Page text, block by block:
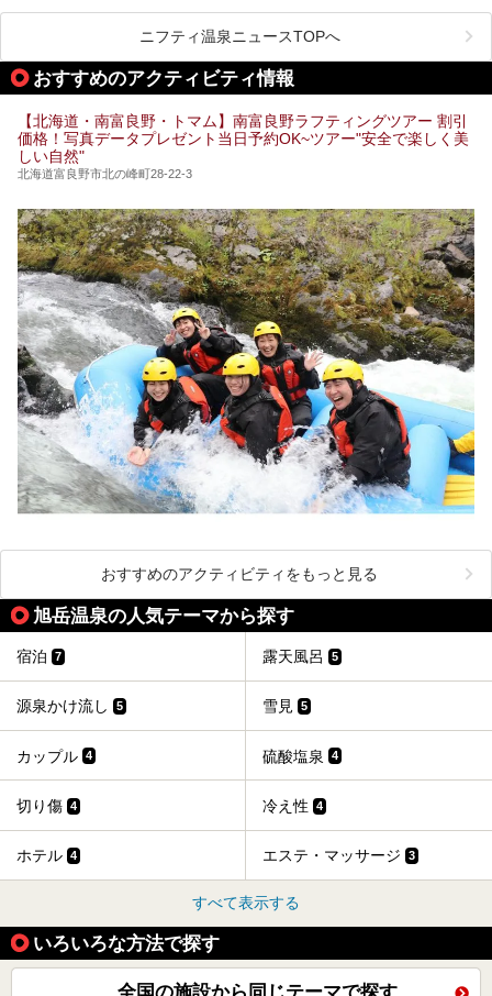
この施設は、温泉・サウナの「休日湯」・ラウンジの「THE
LOUNGE DAYOF」・グルメ「休日洋麺店」・ホテル「エク
スクラメーションホテル」で構成された、まさに大人の癒し
空間。
今回は、そんな「休日ビルヂング」の魅力を5つのポイント
ニフティ温泉ニュースTOPへ
おすすめのアクティビティ情報
【北海道・南富良野・トマム】南富良野ラフティングツアー 割引
価格！写真データプレゼント当日予約OK~ツアー"安全で楽しく美
しい自然"
北海道富良野市北の峰町28-22-3
おすすめのアクティビティをもっと見る
旭岳温泉の人気テーマから探す
宿泊 7 露天風呂 5
源泉かけ流し 5 雪見 5
カップル 4 硫酸塩泉 4
切り傷 4 冷え性 4
ホテル 4 エステ・マッサージ 3
すべて表示する
いろいろな方法で探す